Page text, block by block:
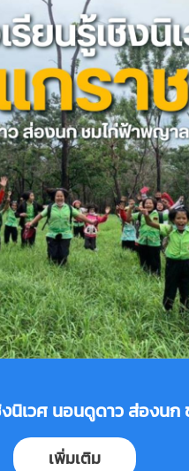
งนิเวศ นอนดูดาว ส่องนก
าช!
เพิ่มเติม